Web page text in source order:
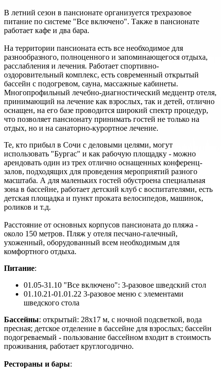
В летний сезон в пансионате организуется трехразовое
питание по системе "Все включено". Также в пансионате
работает кафе и два бара.
На территории пансионата есть все необходимое для
разнообразного, полноценного и запоминающегося отдыха,
расслабления и лечения. Работает спортивно-
оздоровительный комплекс, есть современный открытый
бассейн с подогревом, сауна, массажные кабинеты.
Многопрофильный лечебно-диагностический медцентр отеля,
принимающий на лечение как взрослых, так и детей, отлично
оснащен, на его базе проводится широкий спектр процедур,
что позволяет пансионату принимать гостей не только на
отдых, но и на санаторно-курортное лечение.
Те, кто прибыл в Сочи с деловыми целями, могут
использовать "Бургас" и как рабочую площадку - можно
арендовать один из трех отлично оснащенных конференц-
залов, подходящих для проведения мероприятий разного
масштаба. А для маленьких гостей обустроена специальная
зона в бассейне, работает детский клуб с воспитателями, есть
детская площадка и пункт проката велосипедов, машинок,
роликов и т.д.
Расстояние от основных корпусов пансионата до пляжа -
около 150 метров. Пляж у отеля песчано-галечный,
ухоженный, оборудованный всем необходимым для
комфортного отдыха.
Питание:
01.05-31.10 "Все включено": 3-разовое шведский стол
01.10.21-01.01.22 3-разовое меню с элементами
шведского стола
Бассейны: открытый: 28х17 м, с ночной подсветкой, вода
пресная; детское отделение в бассейне для взрослых; бассейн
подогреваемый - пользование бассейном входит в стоимость
проживания, работает круглогодично.
Рестораны и бары: